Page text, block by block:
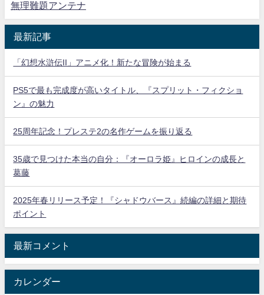
無理難題アンテナ
最新記事
「幻想水滸伝II」アニメ化！新たな冒険が始まる
PS5で最も完成度が高いタイトル、『スプリット・フィクショ
ン』の魅力
25周年記念！プレステ2の名作ゲームを振り返る
35歳で見つけた本当の自分：『オーロラ姫』ヒロインの成長と
葛藤
2025年春リリース予定！『シャドウバース』続編の詳細と期待
ポイント
最新コメント
カレンダー